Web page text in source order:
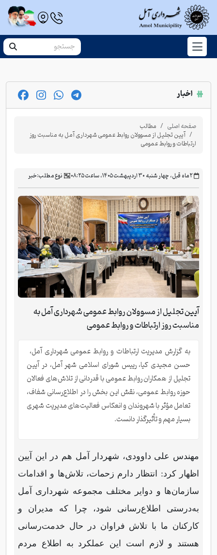
اخبار
صفحه اصلی مطالب
آیین تجلیل از مسوولان روابط عمومی شهرداری آمل به مناسبت روز
ارتباطات و روابط عمومی
‫۲ ماه قبل، چهار شنبه ۳۰ اردیبهشت ۱۴۰۵، ساعت ۰۸:۲۵ نوع مطلب:خبر
آیین تجلیل از مسوولان روابط عمومی شهرداری آمل به
مناسبت روز ارتباطات و روابط عمومی
به گزارش مدیریت ارتباطات و روابط عمومی شهرداری آمل،
حسن مجیدی کیا، رییس شورای اسلامی شهر آمل، در آیین
تجلیل از همکاران روابط عمومی با قدردانی از تلاش‌های فعالان
حوزه روابط عمومی، نقش این بخش را در اطلاع‌رسانی شفاف،
تعامل مؤثر با شهروندان و انعکاس فعالیت‌های مدیریت شهری
بسیار مهم و تأثیرگذار دانست.
مهندس علی داوودی، شهردار آمل هم در این آیین
اظهار کرد: انتظار دارم زحمات، تلاش‌ها و اقدامات
سازمان‌ها و دوایر مختلف مجموعه شهرداری آمل
به‌درستی اطلاع‌رسانی شود، چرا که مدیران و
کارکنان ما با تلاش فراوان در حال خدمت‌رسانی
هستند و لازم است این عملکرد به اطلاع مردم